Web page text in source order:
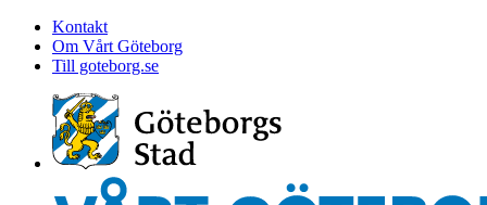
Kontakt
Om Vårt Göteborg
Till goteborg.se